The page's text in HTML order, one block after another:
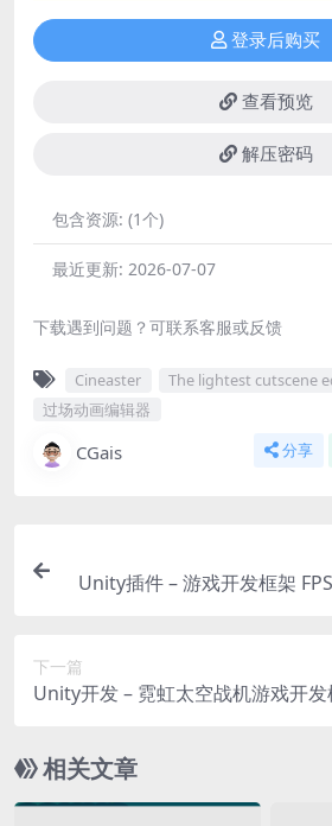
登录后购买
查看预览
解压密码
包含资源: (1个)
最近更新: 2026-07-07
下载遇到问题？可联系客服或反馈
Cineaster The lightest cutscene
过场动画编辑器
CGais 分享
Unity插件 – 游戏开发框架
下一篇
Unity开发 – 霓虹太空战机游戏开
s. Endless scifi game
相关文章